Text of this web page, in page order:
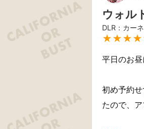
ウォル
DLR：カー
平日のお昼
初め予約
たので、